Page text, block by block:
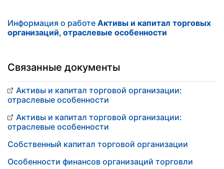
Информация о работе Активы и капитал торговых
организаций, отраслевые особенности
Связанные документы
Активы и капитал торговой организации:
отраслевые особенности
Активы и капитал торговой организации:
отраслевые особенности
Собственный капитал торговой организации
Особенности финансов организаций торговли